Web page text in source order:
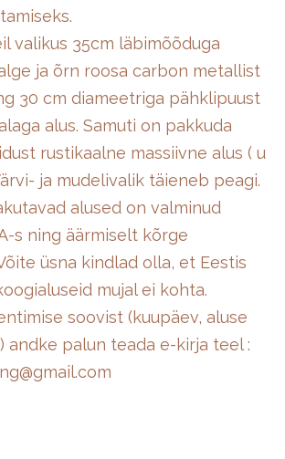
valikus 35cm läbimõõduga
ja õrn roosa carbon metallist
30 cm diameetriga pähklipuust
alus. Samuti on pakkuda
rustikaalne massiivne alus ( u
ja mudelivalik täieneb peagi.
alused on valminud
s ning äärmiselt kõrge
üsna kindlad olla, et Eestis
mujal ei kohta.
soovist (kuupäev, aluse
andke palun teada e-kirja teel :